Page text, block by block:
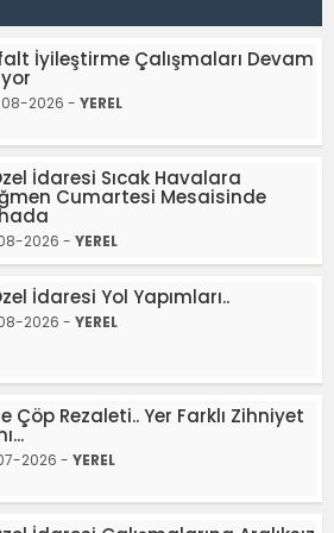
İyileştirme Çalışmaları Devam
2026 - YEREL
İdaresi Sıcak Havalara
Cumartesi Mesaisinde
2026 - YEREL
İdaresi Yol Yapımları..
2026 - YEREL
Çöp Rezaleti.. Yer Farklı Zihniyet
2026 - YEREL